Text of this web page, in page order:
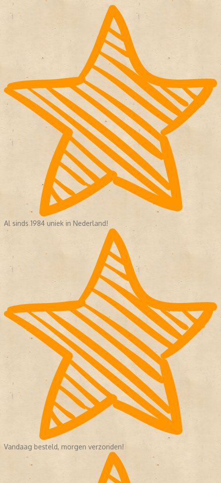
Al sinds 1984 uniek in Nederland!
Vandaag besteld, morgen verzonden!